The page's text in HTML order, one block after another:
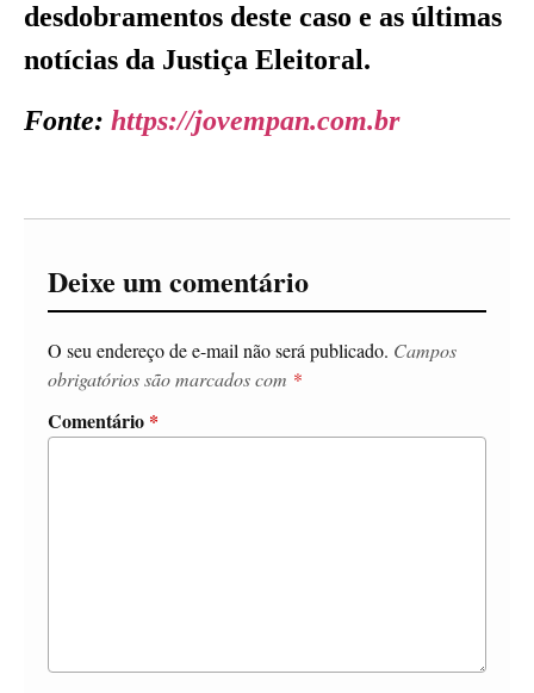
desdobramentos deste caso e as últimas
notícias da Justiça Eleitoral.
Fonte: https://jovempan.com.br
Deixe um comentário
O seu endereço de e-mail não será publicado. Campos
obrigatórios são marcados com *
Comentário *